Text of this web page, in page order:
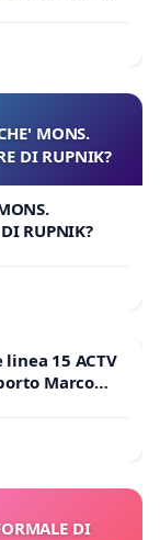
MONS.
DI RUPNIK?
RUPNIK?
15 ACTV
Marco
DI